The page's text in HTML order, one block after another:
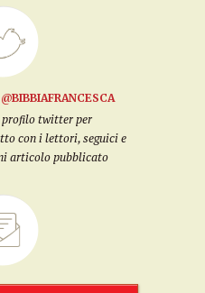
@BIBBIAFRANCESCA
profilo twitter per
con i lettori, seguici e
articolo pubblicato